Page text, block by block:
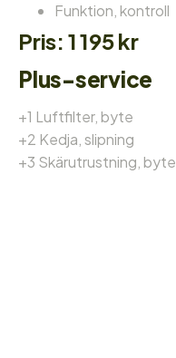
Funktion, kontroll
Pris: 1 195 kr
Plus-service
+1 Luftfilter, byte
+2 Kedja, slipning
+3 Skärutrustning, byte